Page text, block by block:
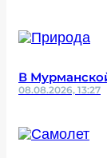
В
08.08.2026, 13:27